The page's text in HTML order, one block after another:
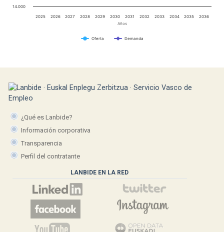
Años
Oferta Demanda
2025 2026 2027 2028 2029 2030 2031 2032 2033 2034 2035 2036
14.000
¿Qué es Lanbide?
Información corporativa
Transparencia
Perfil del contratante
LANBIDE EN LA RED